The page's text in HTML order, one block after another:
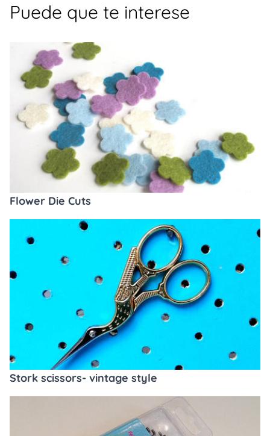
Puede que te interese
Flower Die Cuts
Stork scissors- vintage style